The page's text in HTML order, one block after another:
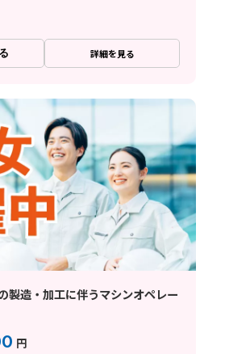
詳細を見る
製造・加工に伴うマシンオペレー
円